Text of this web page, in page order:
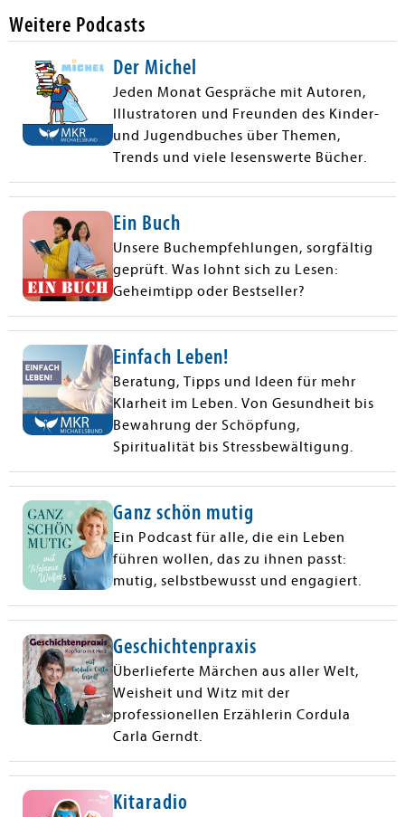
Weitere Podcasts
Der Michel
Jeden Monat Gespräche mit Autoren,
Illustratoren und Freunden des Kinder-
und Jugendbuches über Themen,
Trends und viele lesenswerte Bücher.
Ein Buch
Unsere Buchempfehlungen, sorgfältig
geprüft. Was lohnt sich zu Lesen:
Geheimtipp oder Bestseller?
Einfach Leben!
Beratung, Tipps und Ideen für mehr
Klarheit im Leben. Von Gesundheit bis
Bewahrung der Schöpfung,
Spiritualität bis Stressbewältigung.
Ganz schön mutig
Ein Podcast für alle, die ein Leben
führen wollen, das zu ihnen passt:
mutig, selbstbewusst und engagiert.
Geschichtenpraxis
Überlieferte Märchen aus aller Welt,
Weisheit und Witz mit der
professionellen Erzählerin Cordula
Carla Gerndt.
Kitaradio